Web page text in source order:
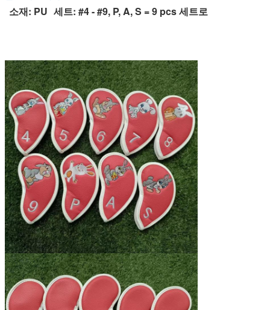
소재: PU 세트: #4 - #9, P, A, S = 9 pcs 세트로